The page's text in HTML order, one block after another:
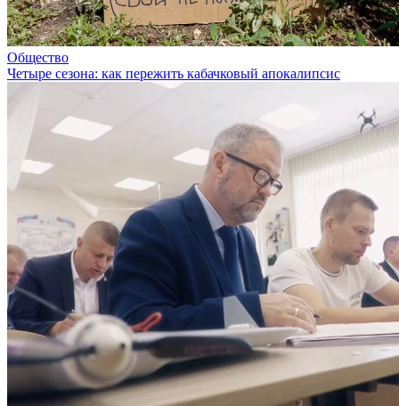
Общество
Четыре сезона: как пережить кабачковый апокалипсис